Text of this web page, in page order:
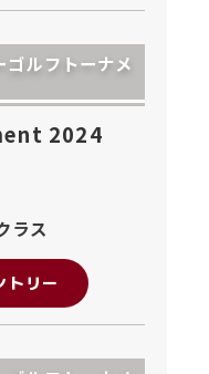
ゴルフトーナメ
2024
ラス
トリー